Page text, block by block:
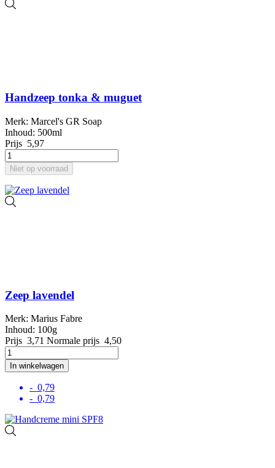
Handzeep tonka & muguet
Merk: Marcel's GR Soap
Inhoud: 500ml
Prijs 5,97
Niet op voorraad
Zeep lavendel
Merk: Marius Fabre
Inhoud: 100g
Prijs 3,71 Normale prijs 4,50
In winkelwagen
- 0,79
- 0,79